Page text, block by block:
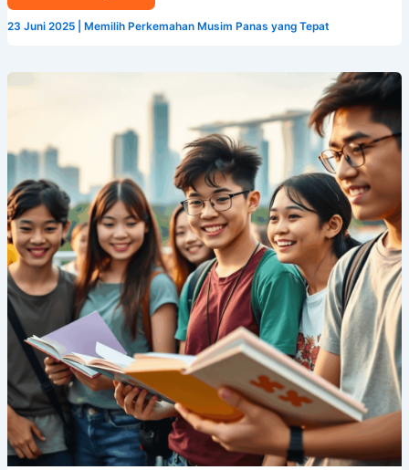
23 Juni 2025 Memilih Perkemahan Musim Panas yang Tepat
Bertemunya
Kesenangan
dan
Pembelajaran
di
Singapore
English
Summer
Camp